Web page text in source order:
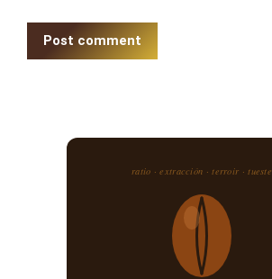
Post comment
ratio · extracción · terroir · tueste